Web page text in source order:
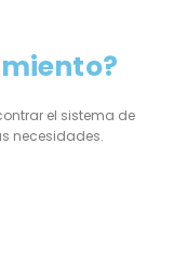
el sistema de
necesidades.